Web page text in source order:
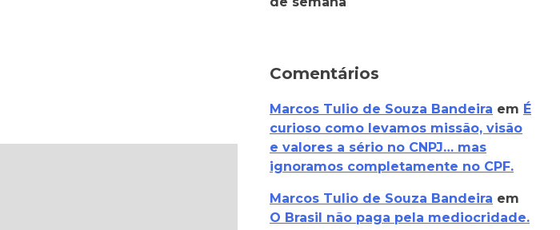
Comentários
Marcos Tulio de Souza Bandeira em É
curioso como levamos missão, visão
e valores a sério no CNPJ… mas
ignoramos completamente no CPF.
Marcos Tulio de Souza Bandeira em
O Brasil não paga pela mediocridade.